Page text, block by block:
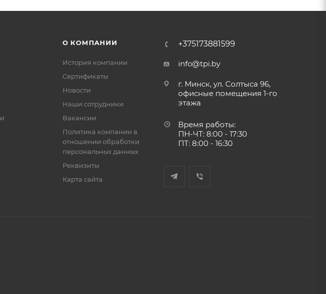
О КОМПАНИИ
История компании
Сертификаты
Новости
Наши сотрудники
Вакансии
Политика компании в
отношении обработки
персональных данных
Реквизиты
Карта сайта
+375173881599
info@tpi.by
г. Минск, ул. Солтыса 96,
офисные помещения 1-го
этажа
Время работы:
ПН-ЧТ: 8:00 - 17:30
ПТ: 8:00 - 16:30